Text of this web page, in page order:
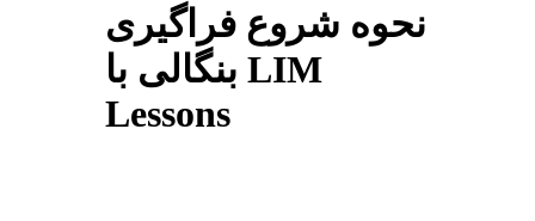
نحوه شروع فراگیری
بنگالی با LIM
Lessons